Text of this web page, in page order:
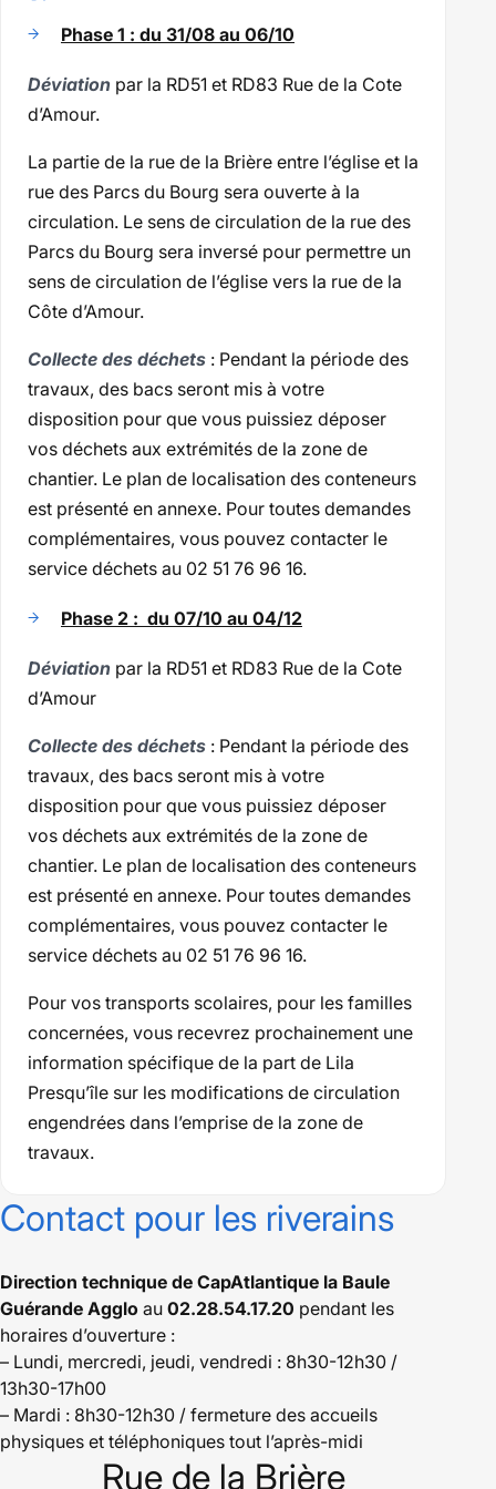
Phase 1 : du 31/08 au 06/10
Déviation par la RD51 et RD83 Rue de la Cote
d’Amour.
La partie de la rue de la Brière entre l’église et la
rue des Parcs du Bourg sera ouverte à la
circulation. Le sens de circulation de la rue des
Parcs du Bourg sera inversé pour permettre un
sens de circulation de l’église vers la rue de la
Côte d’Amour.
Collecte des déchets : Pendant la période des
travaux, des bacs seront mis à votre
disposition pour que vous puissiez déposer
vos déchets aux extrémités de la zone de
chantier. Le plan de localisation des conteneurs
est présenté en annexe. Pour toutes demandes
complémentaires, vous pouvez contacter le
service déchets au 02 51 76 96 16.
Phase 2 : du 07/10 au 04/12
Déviation par la RD51 et RD83 Rue de la Cote
d’Amour
Collecte des déchets : Pendant la période des
travaux, des bacs seront mis à votre
disposition pour que vous puissiez déposer
vos déchets aux extrémités de la zone de
chantier. Le plan de localisation des conteneurs
est présenté en annexe. Pour toutes demandes
complémentaires, vous pouvez contacter le
service déchets au 02 51 76 96 16.
Pour vos transports scolaires, pour les familles
concernées, vous recevrez prochainement une
information spécifique de la part de Lila
Presqu’île sur les modifications de circulation
engendrées dans l’emprise de la zone de
travaux.
Contact pour les riverains
Direction technique de CapAtlantique la Baule
Guérande Agglo au 02.28.54.17.20 pendant les
horaires d’ouverture :
– Lundi, mercredi, jeudi, vendredi : 8h30-12h30 /
13h30-17h00
– Mardi : 8h30-12h30 / fermeture des accueils
physiques et téléphoniques tout l’après-midi
Rue de la Brière